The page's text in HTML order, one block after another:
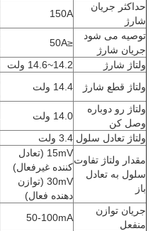
حداکثر جریان
شارژ
150A
توصیه می شود
جریان شارژ
≤50A
ولتاژ شارژ
14.2~14.6 ولت
ولتاژ قطع شارژ
14.4 ولت
ولتاژ رو دوباره
وصل کن
14.0 ولت
ولتاژ تعادل سلول 3.4 ولت
مقدار ولتاژ تفاوت
سلول به تعادل
باز
15mV (تعادل
کننده غیرفعال)
30mV (توازن
دهنده فعال)
جریان توازن
منفعل
50-100mA